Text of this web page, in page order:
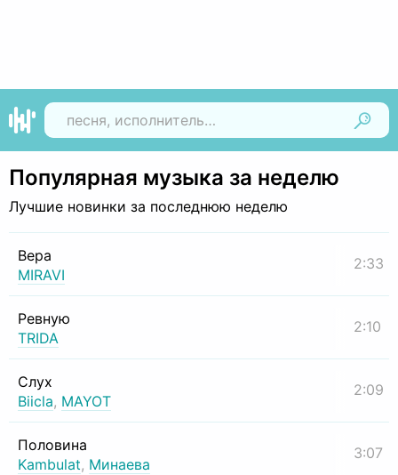
Популярная музыка за неделю
Лучшие новинки за последнюю неделю
Вера
MIRAVI
2:33
Ревную
TRIDA
2:10
Слух
Biicla, MAYOT
2:09
Половина
Kambulat, Минаева
3:07